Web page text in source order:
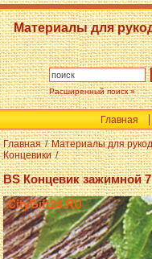
Материалы для
Расширенный поиск »
Главная
Главная / Материалы для
Концевики /
BS Концевик зажимной